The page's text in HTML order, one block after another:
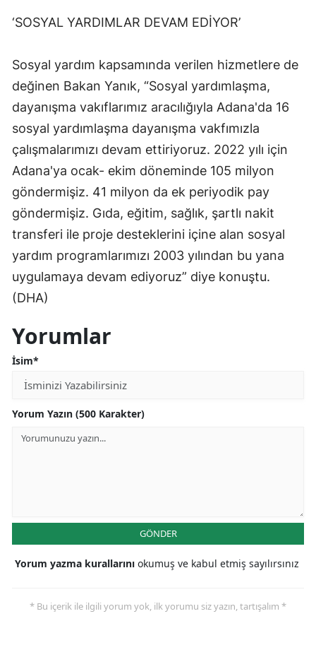
Kahramanmaraş
Mardin
Muğla
Nevşehir
Niğde
Ordu
Rize
Sakarya
Şanlıurfa
Yozgat
‘SOSYAL YARDIMLAR DEVAM EDİYOR’
Sosyal yardım kapsamında verilen hizmetlere de
değinen Bakan Yanık, “Sosyal yardımlaşma,
dayanışma vakıflarımız aracılığıyla Adana'da 16
sosyal yardımlaşma dayanışma vakfımızla
çalışmalarımızı devam ettiriyoruz. 2022 yılı için
Adana'ya ocak- ekim döneminde 105 milyon
göndermişiz. 41 milyon da ek periyodik pay
göndermişiz. Gıda, eğitim, sağlık, şartlı nakit
transferi ile proje desteklerini içine alan sosyal
yardım programlarımızı 2003 yılından bu yana
uygulamaya devam ediyoruz” diye konuştu.
(DHA)
Yorumlar
İsim*
Yorum Yazın (500 Karakter)
GÖNDER
Yorum yazma kurallarını okumuş ve kabul etmiş sayılırsınız
* Bu içerik ile ilgili yorum yok, ilk yorumu siz yazın, tartışalım *